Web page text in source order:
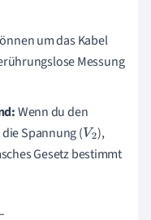
um das Kabel
Messung
Wenn du den
Spannung (V2),
Gesetz bestimmt